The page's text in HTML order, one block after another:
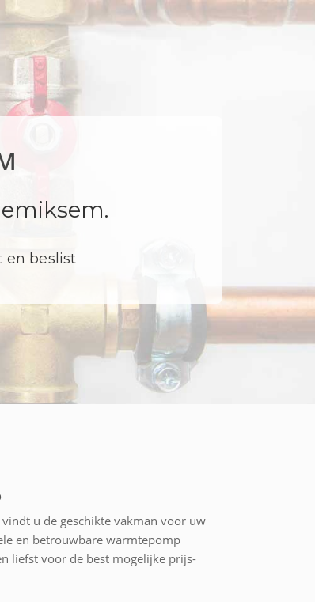
en beslist
u de geschikte vakman voor uw
en betrouwbare warmtepomp
liefst voor de best mogelijke prijs-